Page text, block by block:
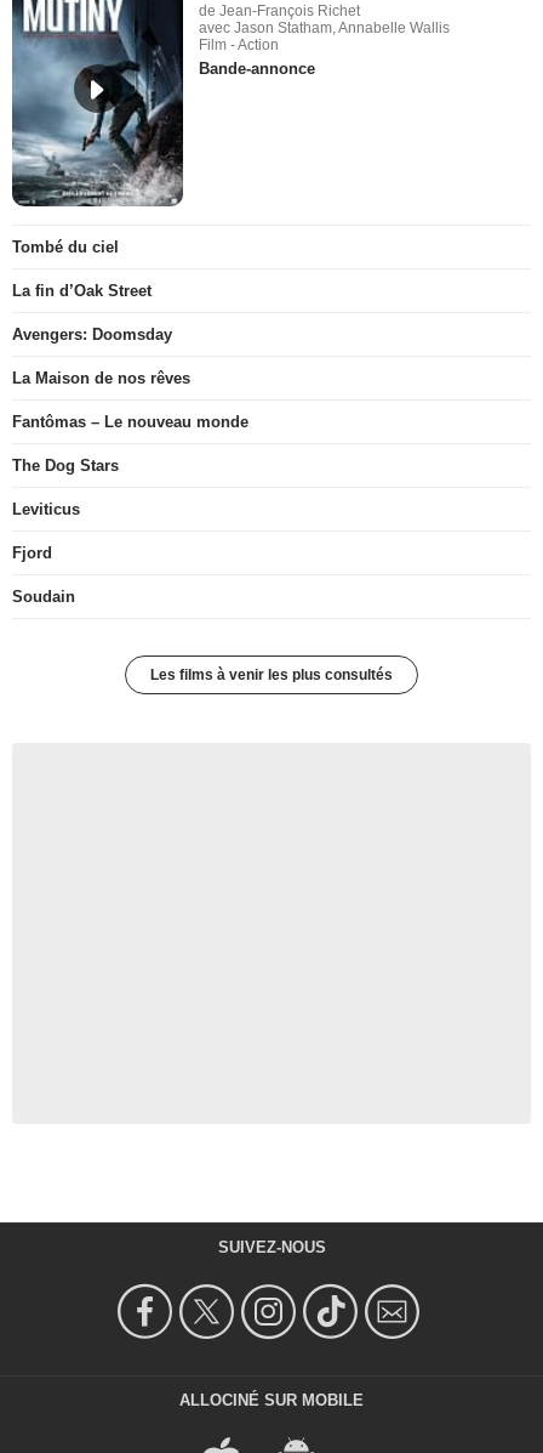
de Jean-François Richet
avec Jason Statham, Annabelle Wallis
Film - Action
Bande-annonce
Tombé du ciel
La fin d’Oak Street
Avengers: Doomsday
La Maison de nos rêves
Fantômas – Le nouveau monde
The Dog Stars
Leviticus
Fjord
Soudain
Les films à venir les plus consultés
SUIVEZ-NOUS
ALLOCINÉ SUR MOBILE